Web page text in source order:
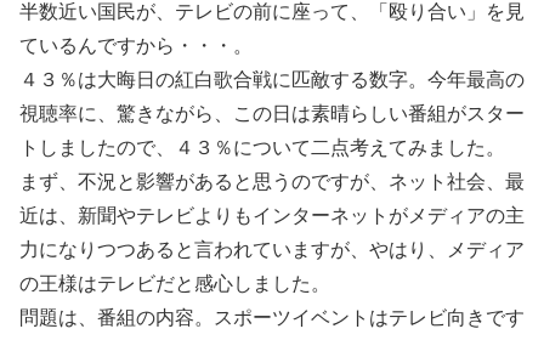
半数近い国民が、テレビの前に座って、「殴り合い」を見
ているんですから・・・。
４３％は大晦日の紅白歌合戦に匹敵する数字。今年最高の
視聴率に、驚きながら、この日は素晴らしい番組がスター
トしましたので、４３％について二点考えてみました。
まず、不況と影響があると思うのですが、ネット社会、最
近は、新聞やテレビよりもインターネットがメディアの主
力になりつつあると言われていますが、やはり、メディア
の王様はテレビだと感心しました。
問題は、番組の内容。スポーツイベントはテレビ向きです